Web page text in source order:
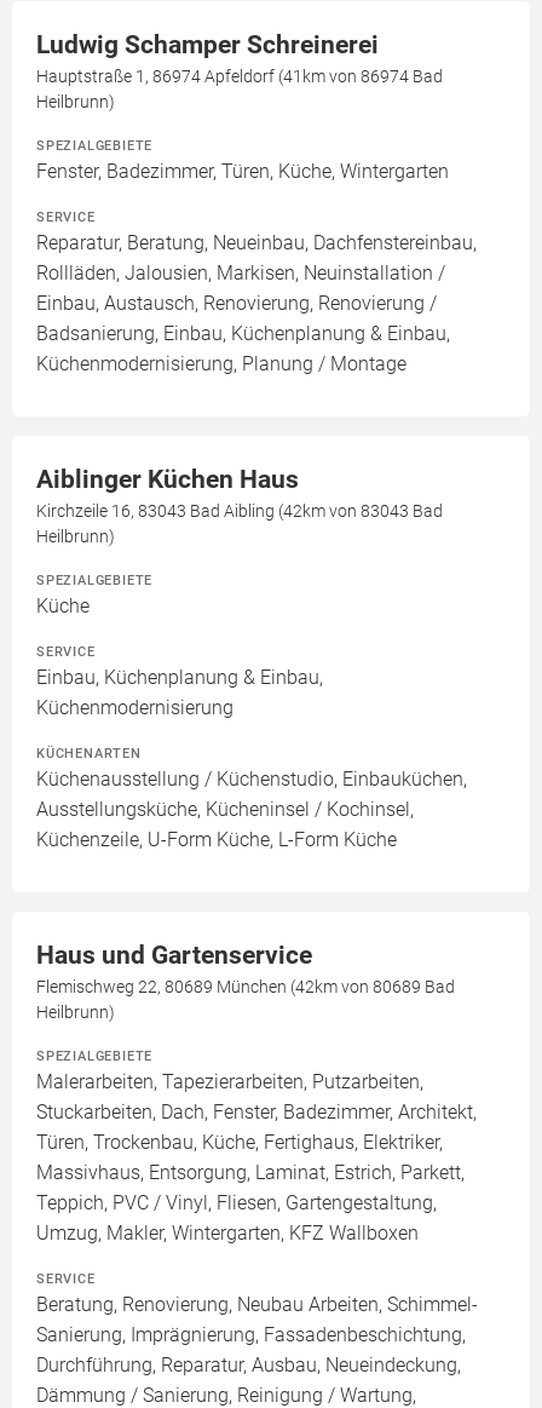
Ludwig Schamper Schreinerei
Hauptstraße 1, 86974 Apfeldorf (41km von 86974 Bad
Heilbrunn)
SPEZIALGEBIETE
Fenster, Badezimmer, Türen, Küche, Wintergarten
SERVICE
Reparatur, Beratung, Neueinbau, Dachfenstereinbau,
Rollläden, Jalousien, Markisen, Neuinstallation /
Einbau, Austausch, Renovierung, Renovierung /
Badsanierung, Einbau, Küchenplanung & Einbau,
Küchenmodernisierung, Planung / Montage
Aiblinger Küchen Haus
Kirchzeile 16, 83043 Bad Aibling (42km von 83043 Bad
Heilbrunn)
SPEZIALGEBIETE
Küche
SERVICE
Einbau, Küchenplanung & Einbau,
Küchenmodernisierung
KÜCHENARTEN
Küchenausstellung / Küchenstudio, Einbauküchen,
Ausstellungsküche, Kücheninsel / Kochinsel,
Küchenzeile, U-Form Küche, L-Form Küche
Haus und Gartenservice
Flemischweg 22, 80689 München (42km von 80689 Bad
Heilbrunn)
SPEZIALGEBIETE
Malerarbeiten, Tapezierarbeiten, Putzarbeiten,
Stuckarbeiten, Dach, Fenster, Badezimmer, Architekt,
Türen, Trockenbau, Küche, Fertighaus, Elektriker,
Massivhaus, Entsorgung, Laminat, Estrich, Parkett,
Teppich, PVC / Vinyl, Fliesen, Gartengestaltung,
Umzug, Makler, Wintergarten, KFZ Wallboxen
SERVICE
Beratung, Renovierung, Neubau Arbeiten, Schimmel-
Sanierung, Imprägnierung, Fassadenbeschichtung,
Durchführung, Reparatur, Ausbau, Neueindeckung,
Dämmung / Sanierung, Reinigung / Wartung,